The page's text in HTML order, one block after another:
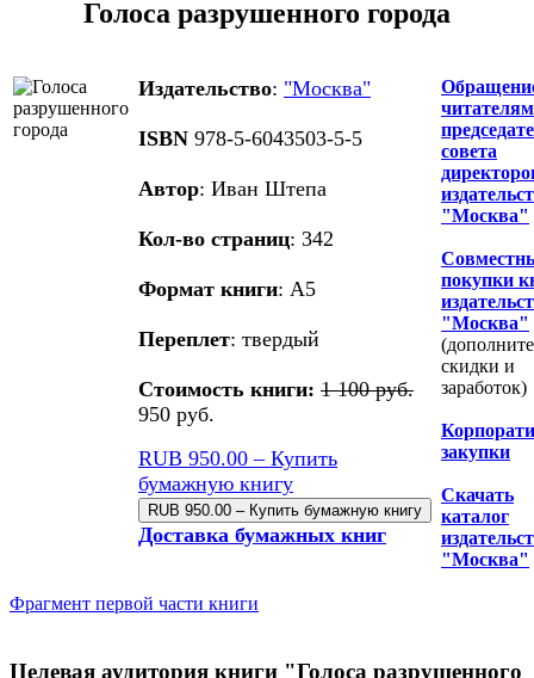
Голоса разрушенного города
Издательство: "Москва"
ISBN 978-5-6043503-5-5
Автор: Иван Штепа
Кол-во страниц: 342
Формат книги: А5
Переплет: твердый
Стоимость книги: 1 100 руб.
950 руб.
RUB 950.00 – Купить
бумажную книгу
Доставка бумажных книг
совета
"Москва"
покупки
"Москва"
скидки и
заработок)
закупки
Скачать
каталог
"Москва"
Фрагмент первой части книги
Целевая аудитория книги "Голоса разрушенного